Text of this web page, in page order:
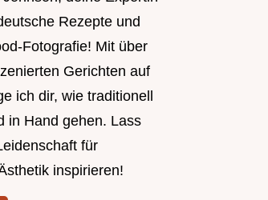
Rezepte und
Fotografie! Mit über
Gerichten auf
ich dir, wie traditionell
in Hand gehen. Lass
für
inspirieren!